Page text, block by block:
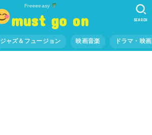
Freeeeasy
must go on
ジャズ＆フュージョン 映画音楽 ドラマ・映
SEARCH